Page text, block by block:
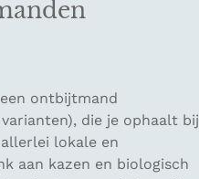
ontbijtmand
die je ophaalt bij
lokale en
aan kazen en biologisch